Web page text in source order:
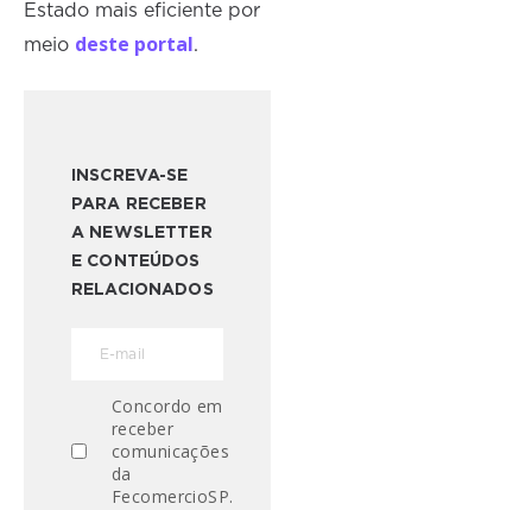
Estado mais eficiente por
meio deste portal.
INSCREVA-SE
PARA RECEBER
A NEWSLETTER
E CONTEÚDOS
RELACIONADOS
Concordo em
receber
comunicações
da
FecomercioSP.